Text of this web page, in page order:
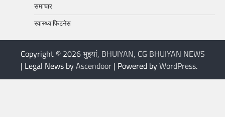
समाचार
स्वास्थ्य फिटनेस
Copyright © 2026भुइयां, BHUIYAN, CG BHUIYAN NEWS
| Legal News byAscendoor| Powered byWordPress.